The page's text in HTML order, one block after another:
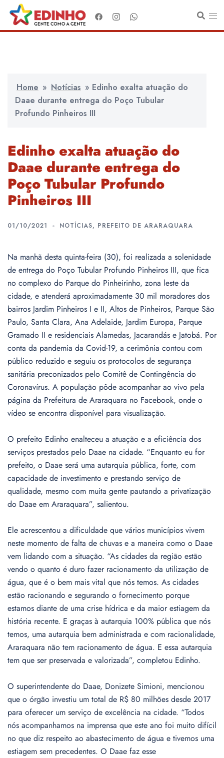
para
o
Home » Notícias » Edinho exalta atuação do
Daae durante entrega do Poço Tubular
Profundo Pinheiros III
Edinho exalta atuação do
Daae durante entrega do
Poço Tubular Profundo
Pinheiros III
01/10/2021 NOTÍCIAS, PREFEITO DE ARARAQUARA
Na manhã desta quinta-feira (30), foi realizada a solenidade
de entrega do Poço Tubular Profundo Pinheiros III, que fica
no complexo do Parque do Pinheirinho, zona leste da
cidade, e atenderá aproximadamente 30 mil moradores dos
bairros Jardim Pinheiros I e II, Altos de Pinheiros, Parque São
Paulo, Santa Clara, Ana Adelaide, Jardim Europa, Parque
Gramado II e residenciais Alamedas, Jacarandás e Jatobá. Por
conta da pandemia da Covid-19, a cerimônia contou com
público reduzido e seguiu os protocolos de segurança
sanitária preconizados pelo Comitê de Contingência do
Coronavírus. A população pôde acompanhar ao vivo pela
página da Prefeitura de Araraquara no Facebook, onde o
vídeo se encontra disponível para visualização.
O prefeito Edinho enalteceu a atuação e a eficiência dos
serviços prestados pelo Daae na cidade. “Enquanto eu for
prefeito, o Daae será uma autarquia pública, forte, com
capacidade de investimento e prestando serviço de
qualidade, mesmo com muita gente pautando a privatização
do Daae em Araraquara”, salientou.
Ele acrescentou a dificuldade que vários municípios vivem
neste momento de falta de chuvas e a maneira como o Daae
vem lidando com a situação. “As cidades da região estão
vendo o quanto é duro fazer racionamento da utilização de
água, que é o bem mais vital que nós temos. As cidades
estão racionando e segurando o fornecimento porque
estamos diante de uma crise hídrica e da maior estiagem da
história recente. E graças à autarquia 100% pública que nós
temos, uma autarquia bem administrada e com racionalidade,
Araraquara não tem racionamento de água. E essa autarquia
tem que ser preservada e valorizada”, completou Edinho.
O superintendente do Daae, Donizete Simioni, mencionou
que o órgão investiu um total de R$ 80 milhões desde 2017
para oferecer um serviço de excelência na cidade. “Todos
nós acompanhamos na imprensa que este ano foi muito difícil
no que diz respeito ao abastecimento de água e tivemos uma
estiagem sem precedentes. O Daae faz esse